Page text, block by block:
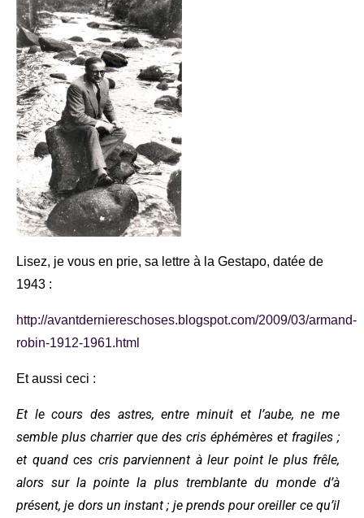
Lisez, je vous en prie, sa lettre à la Gestapo, datée de
1943 :
http://avantderniereschoses.blogspot.com/2009/03/armand-
robin-1912-1961.html
Et aussi ceci :
Et le cours des astres, entre minuit et l’aube, ne me
semble plus charrier que des cris éphémères et fragiles ;
et quand ces cris parviennent à leur point le plus frêle,
alors sur la pointe la plus tremblante du monde d’à
présent, je dors un instant ; je prends pour oreiller ce qu’il